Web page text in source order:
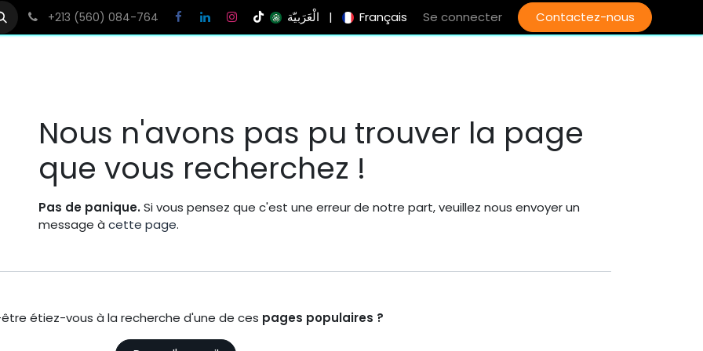
+213 (560) 084-764 الْعَرَبيّة | Français Se connecter Contactez-nous
Erreur 404
Nous n'avons pas pu trouver la page
que vous recherchez !
Pas de panique.Si vous pensez que c'est une erreur de notre part, veuillez nous envoyer un
message à cette page.
étiez-vous à la recherche d'une de ces pages populaires ?